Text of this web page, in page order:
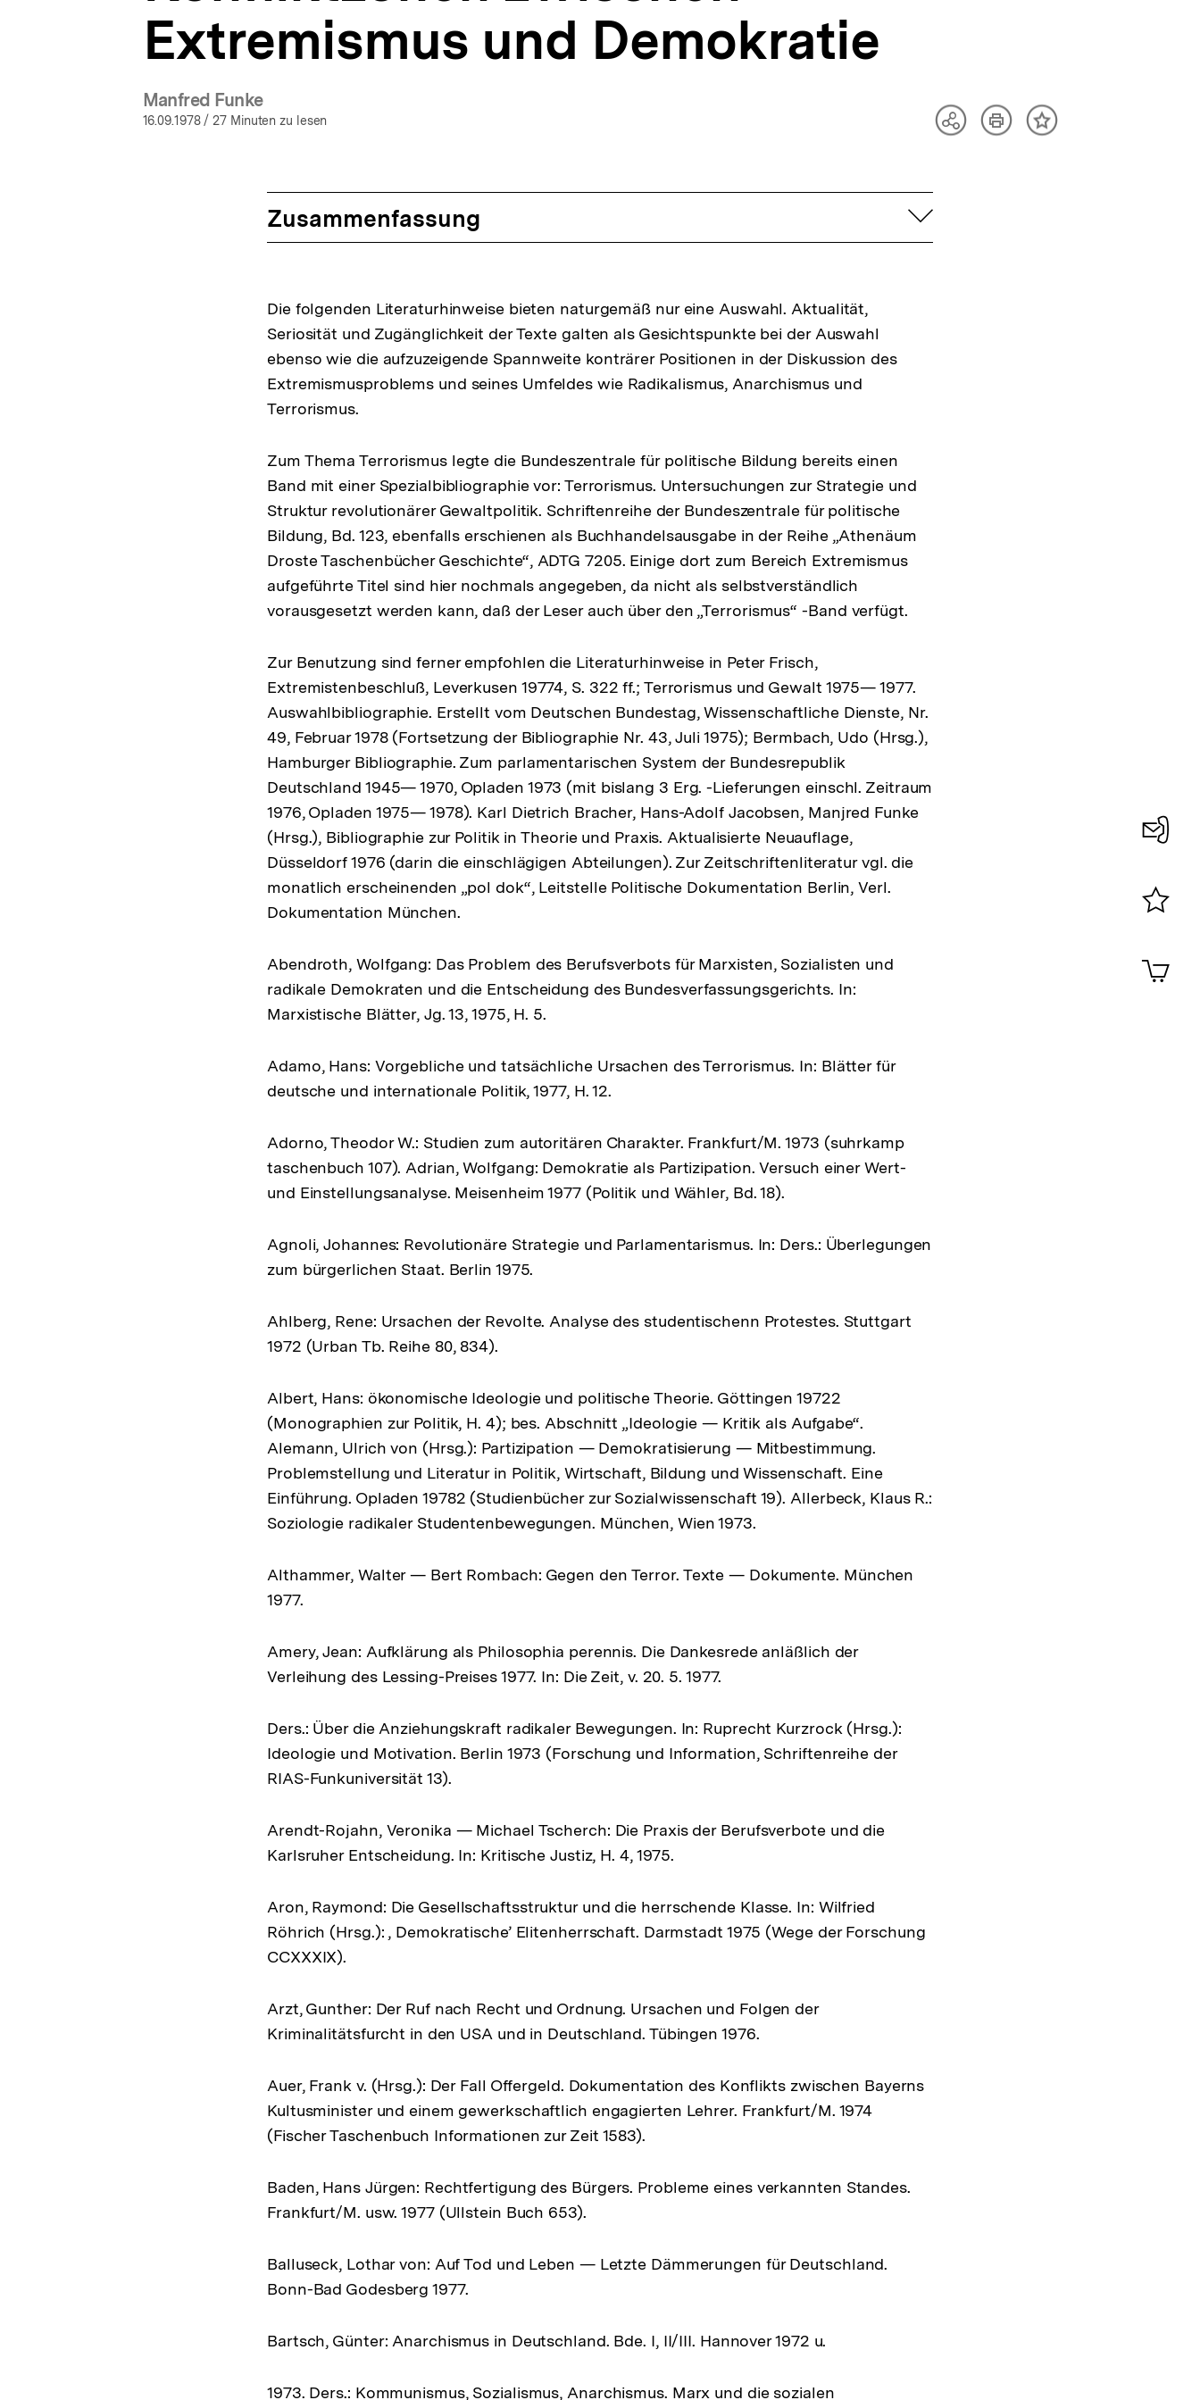
Extremismus und Demokratie
Manfred Funke
16.09.1978/ 27 Minuten zu lesen
TeilenArtikelInhalt
Zusammenfassung aufklappen
Die folgenden Literaturhinweise bieten naturgemäß nur eine Auswahl. Aktualität,
Seriosität und Zugänglichkeit der Texte galten als Gesichtspunkte bei der Auswahl
ebenso wie die aufzuzeigende Spannweite konträrer Positionen in der Diskussion des
Extremismusproblems und seines Umfeldes wie Radikalismus, Anarchismus und
Terrorismus.
Zum Thema Terrorismus legte die Bundeszentrale für politische Bildung bereits einen
Band mit einer Spezialbibliographie vor: Terrorismus. Untersuchungen zur Strategie und
Struktur revolutionärer Gewaltpolitik. Schriftenreihe der Bundeszentrale für politische
Bildung, Bd. 123, ebenfalls erschienen als Buchhandelsausgabe in der Reihe „Athenäum
Droste Taschenbücher Geschichte“, ADTG 7205. Einige dort zum Bereich Extremismus
aufgeführte Titel sind hier nochmals angegeben, da nicht als selbstverständlich
vorausgesetzt werden kann, daß der Leser auch über den „Terrorismus“ -Band verfügt.
Zur Benutzung sind ferner empfohlen die Literaturhinweise in Peter Frisch,
Extremistenbeschluß, Leverkusen 19774, S. 322 ff.; Terrorismus und Gewalt 1975— 1977.
Auswahlbibliographie. Erstellt vom Deutschen Bundestag, Wissenschaftliche Dienste, Nr.
49, Februar 1978 (Fortsetzung der Bibliographie Nr. 43, Juli 1975); Bermbach, Udo (Hrsg.),
Hamburger Bibliographie. Zum parlamentarischen System der Bundesrepublik
Deutschland 1945— 1970, Opladen 1973 (mit bislang 3 Erg. -Lieferungen einschl. Zeitraum
1976, Opladen 1975— 1978). Karl Dietrich Bracher, Hans-Adolf Jacobsen, Manjred Funke
(Hrsg.), Bibliographie zur Politik in Theorie und Praxis. Aktualisierte Neuauflage,
Düsseldorf 1976 (darin die einschlägigen Abteilungen). Zur Zeitschriftenliteratur vgl. die
monatlich erscheinenden „pol dok“, Leitstelle Politische Dokumentation Berlin, Verl.
Dokumentation München.
Abendroth, Wolfgang: Das Problem des Berufsverbots für Marxisten, Sozialisten und
radikale Demokraten und die Entscheidung des Bundesverfassungsgerichts. In:
Marxistische Blätter, Jg. 13, 1975, H. 5.
Adamo, Hans: Vorgebliche und tatsächliche Ursachen des Terrorismus. In: Blätter für
deutsche und internationale Politik, 1977, H. 12.
Adorno, Theodor W.: Studien zum autoritären Charakter. Frankfurt/M. 1973 (suhrkamp
taschenbuch 107). Adrian, Wolfgang: Demokratie als Partizipation. Versuch einer Wert-
und Einstellungsanalyse. Meisenheim 1977 (Politik und Wähler, Bd. 18).
Agnoli, Johannes: Revolutionäre Strategie und Parlamentarismus. In: Ders.: Überlegungen
zum bürgerlichen Staat. Berlin 1975.
Ahlberg, Rene: Ursachen der Revolte. Analyse des studentischenn Protestes. Stuttgart
1972 (Urban Tb. Reihe 80, 834).
Albert, Hans: ökonomische Ideologie und politische Theorie. Göttingen 19722
(Monographien zur Politik, H. 4); bes. Abschnitt „Ideologie — Kritik als Aufgabe“.
Alemann, Ulrich von (Hrsg.): Partizipation — Demokratisierung — Mitbestimmung.
Problemstellung und Literatur in Politik, Wirtschaft, Bildung und Wissenschaft. Eine
Einführung. Opladen 19782 (Studienbücher zur Sozialwissenschaft 19). Allerbeck, Klaus R.:
Soziologie radikaler Studentenbewegungen. München, Wien 1973.
Althammer, Walter — Bert Rombach: Gegen den Terror. Texte — Dokumente. München
1977.
Amery, Jean: Aufklärung als Philosophia perennis. Die Dankesrede anläßlich der
Verleihung des Lessing-Preises 1977. In: Die Zeit, v. 20. 5. 1977.
Ders.: Über die Anziehungskraft radikaler Bewegungen. In: Ruprecht Kurzrock (Hrsg.):
Ideologie und Motivation. Berlin 1973 (Forschung und Information, Schriftenreihe der
RIAS-Funkuniversität 13).
Arendt-Rojahn, Veronika — Michael Tscherch: Die Praxis der Berufsverbote und die
Karlsruher Entscheidung. In: Kritische Justiz, H. 4, 1975.
Aron, Raymond: Die Gesellschaftsstruktur und die herrschende Klasse. In: Wilfried
Röhrich (Hrsg.): , Demokratische’ Elitenherrschaft. Darmstadt 1975 (Wege der Forschung
CCXXXIX).
Arzt, Gunther: Der Ruf nach Recht und Ordnung. Ursachen und Folgen der
Kriminalitätsfurcht in den USA und in Deutschland. Tübingen 1976.
Auer, Frank v. (Hrsg.): Der Fall Offergeld. Dokumentation des Konflikts zwischen Bayerns
Kultusminister und einem gewerkschaftlich engagierten Lehrer. Frankfurt/M. 1974
(Fischer Taschenbuch Informationen zur Zeit 1583).
Baden, Hans Jürgen: Rechtfertigung des Bürgers. Probleme eines verkannten Standes.
Frankfurt/M. usw. 1977 (Ullstein Buch 653).
Balluseck, Lothar von: Auf Tod und Leben — Letzte Dämmerungen für Deutschland.
Bonn-Bad Godesberg 1977.
Bartsch, Günter: Anarchismus in Deutschland. Bde. I, II/III. Hannover 1972 u.
1973. Ders.: Kommunismus, Sozialismus, Anarchismus. Marx und die sozialen